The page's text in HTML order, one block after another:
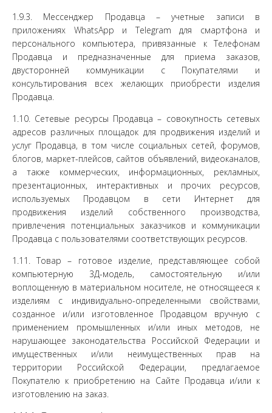
1.9.3. Мессенджер Продавца – учетные записи в
приложениях WhatsApp и Telegram для смартфона и
персонального компьютера, привязанные к Телефонам
Продавца и предназначенные для приема заказов,
двусторонней коммуникации с Покупателями и
консультирования всех желающих приобрести изделия
Продавца.
1.10. Сетевые ресурсы Продавца – совокупность сетевых
адресов различных площадок для продвижения изделий и
услуг Продавца, в том числе социальных сетей, форумов,
блогов, маркет-плейсов, сайтов объявлений, видеоканалов,
а также коммерческих, информационных, рекламных,
презентационных, интерактивных и прочих ресурсов,
используемых Продавцом в сети Интернет для
продвижения изделий собственного производства,
привлечения потенциальных заказчиков и коммуникации
Продавца с пользователями соответствующих ресурсов.
1.11. Товар – готовое изделие, представляющее собой
компьютерную 3Д-модель, самостоятельную и/или
воплощенную в материальном носителе, не относящееся к
изделиям с индивидуально-определенными свойствами,
созданное и/или изготовленное Продавцом вручную с
применением промышленных и/или иных методов, не
нарушающее законодательства Российской Федерации и
имущественных и/или неимущественных прав на
территории Российской Федерации, предлагаемое
Покупателю к приобретению на Сайте Продавца и/или к
изготовлению на заказ.